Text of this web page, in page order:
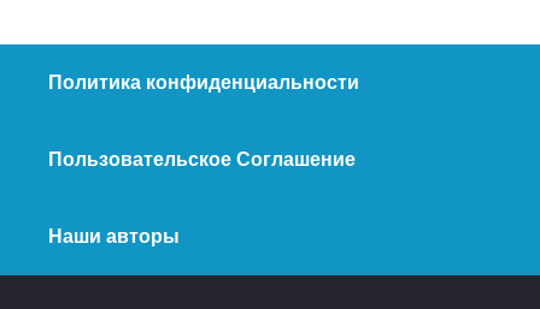
Политика конфиденциальности
Пользовательское Соглашение
Наши авторы